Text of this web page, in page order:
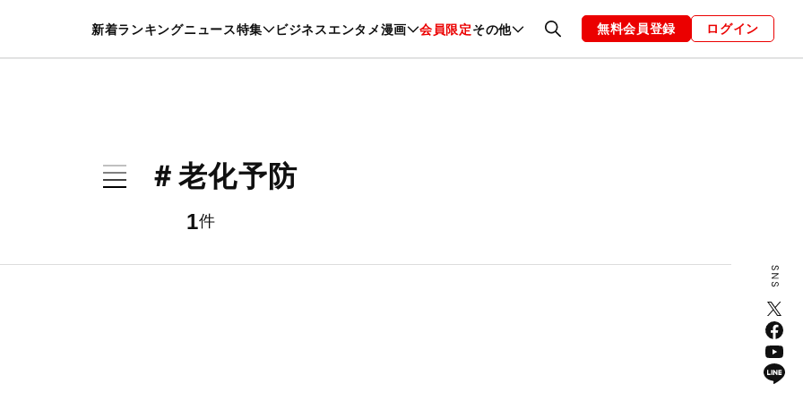
新着ランキングニュース特集 ビジネスエンタメ漫画 会員限定その他
暮らし スポーツ ヘルスケア 美容 グルメ ファッション 恋愛・結婚 編集部 お知らせ
無料会員登録 ログイン
＃老化予防
1件